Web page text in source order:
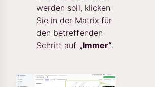
werden soll, klicken
Sie in der Matrix für
den betreffenden
Schritt auf „Immer“.